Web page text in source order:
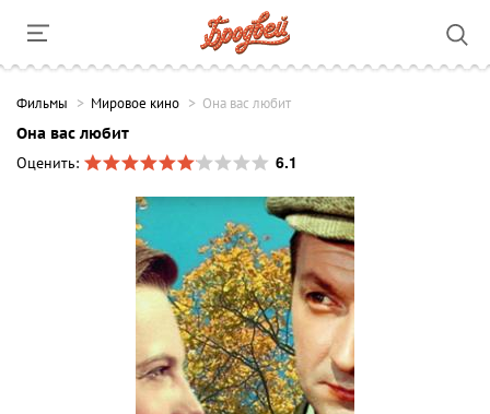
Фильмы Мировое кино Она вас любит
Она вас любит
Оценить:
6.1